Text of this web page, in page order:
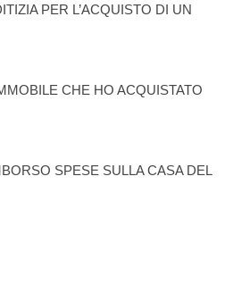
PER L’ACQUISTO DI UN
CHE HO ACQUISTATO
SPESE SULLA CASA DEL